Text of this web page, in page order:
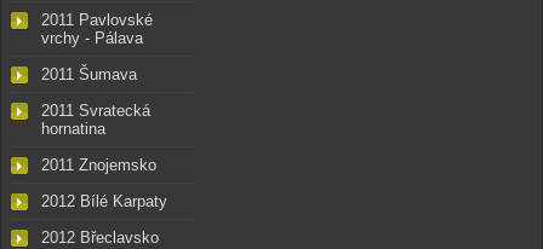
2011 Pavlovské
vrchy - Pálava
2011 Šumava
2011 Svratecká
hornatina
2011 Znojemsko
2012 Bílé Karpaty
2012 Břeclavsko